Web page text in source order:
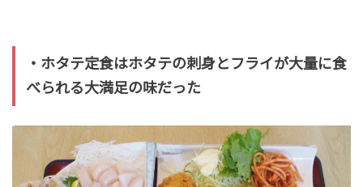
・ホタテ定食はホタテの刺身とフライが大量に食
べられる大満足の味だった